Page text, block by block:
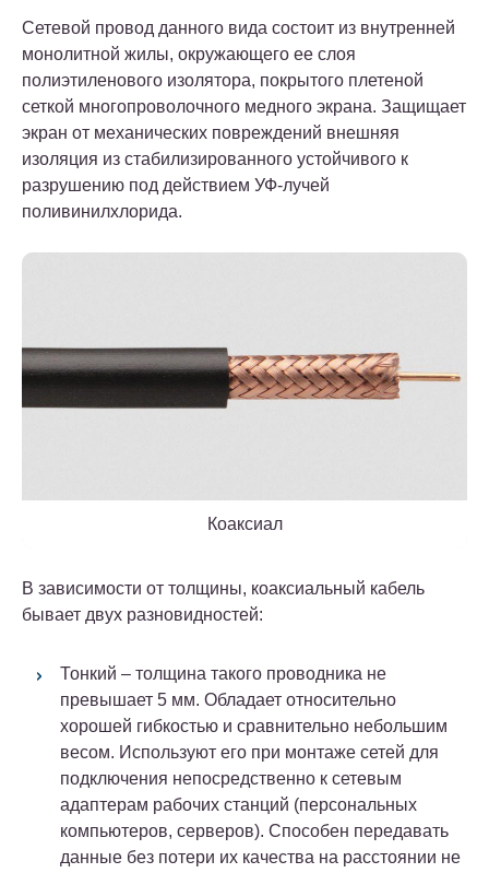
Сетевой провод данного вида состоит из внутренней
монолитной жилы, окружающего ее слоя
полиэтиленового изолятора, покрытого плетеной
сеткой многопроволочного медного экрана. Защищает
экран от механических повреждений внешняя
изоляция из стабилизированного устойчивого к
разрушению под действием УФ-лучей
поливинилхлорида.
Коаксиал
В зависимости от толщины, коаксиальный кабель
бывает двух разновидностей:
Тонкий – толщина такого проводника не
превышает 5 мм. Обладает относительно
хорошей гибкостью и сравнительно небольшим
весом. Используют его при монтаже сетей для
подключения непосредственно к сетевым
адаптерам рабочих станций (персональных
компьютеров, серверов). Способен передавать
данные без потери их качества на расстоянии не